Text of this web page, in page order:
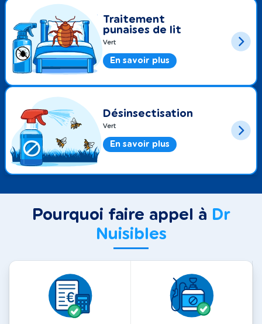
Traitement
punaises de lit
Vert
En savoir plus
Désinsectisation
Vert
En savoir plus
Pourquoi faire appel à Dr
Nuisibles